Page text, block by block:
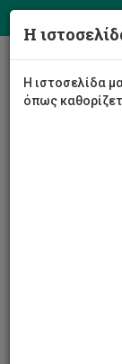
Η
Η ιστοσελίδα
όπως